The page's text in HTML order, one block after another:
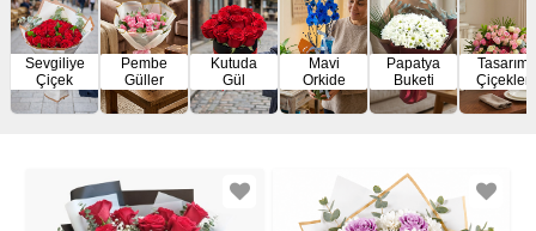
Sevgiliye
Çiçek
Pembe
Güller
Kutuda
Gül
Mavi
Orkide
Papatya
Buketi
Tasarım
Çiçekler